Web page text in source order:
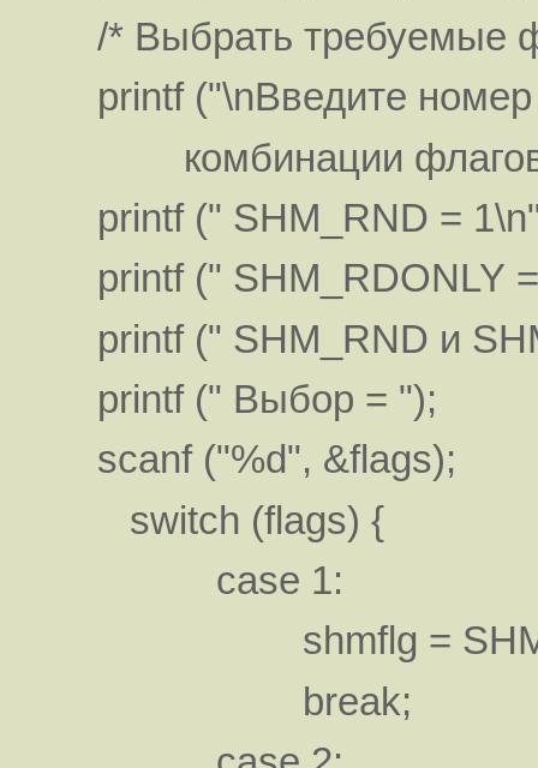
/* Выбрать требуемые
printf ("\nВведите
комбинации
printf (" SHM_RND =
printf (" SHM_RDONLY
printf (" SHM_RND и
printf (" Выбор = ");
scanf ("%d", &flags);
switch (flags) {
case 1:
shmflg =
break;